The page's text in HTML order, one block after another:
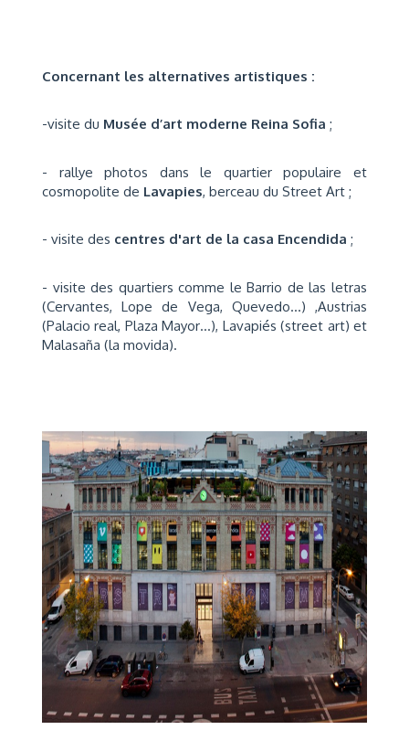
Concernant les alternatives artistiques :
-visite du Musée d’art moderne Reina Sofia ;
- rallye photos dans le quartier populaire et
cosmopolite de Lavapies, berceau du Street Art ;
- visite des centres d'art de la casa Encendida ;
- visite des quartiers comme le Barrio de las letras
(Cervantes, Lope de Vega, Quevedo…) ,Austrias
(Palacio real, Plaza Mayor…), Lavapiés (street art) et
Malasaña (la movida).